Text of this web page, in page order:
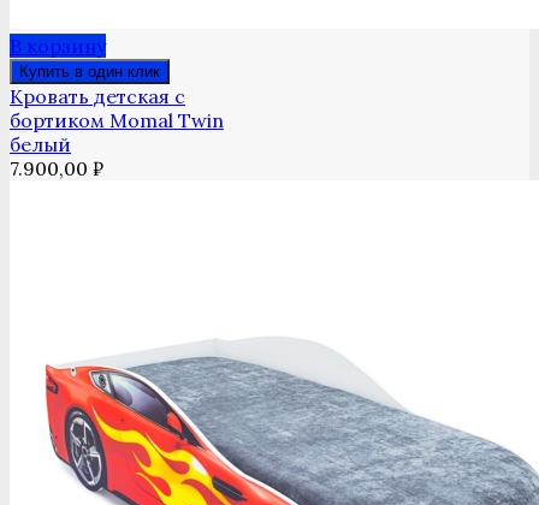
В корзину
Купить в один клик
Кровать детская с
бортиком Momal Twin
белый
7.900,00 ₽